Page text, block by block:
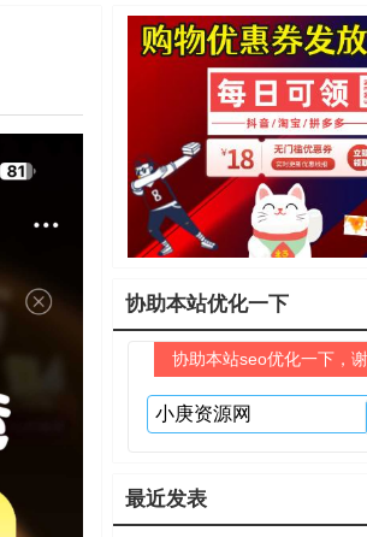
协助本站优化一下
协助本站seo优化一下，谢
最近发表